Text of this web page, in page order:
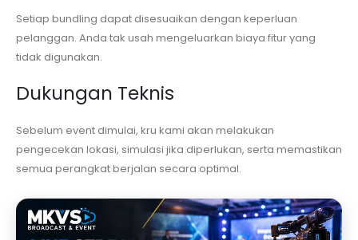
Setiap bundling dapat disesuaikan dengan keperluan
pelanggan. Anda tak usah mengeluarkan biaya fitur yang
tidak digunakan.
Dukungan Teknis
Sebelum event dimulai, kru kami akan melakukan
pengecekan lokasi, simulasi jika diperlukan, serta memastikan
semua perangkat berjalan secara optimal.